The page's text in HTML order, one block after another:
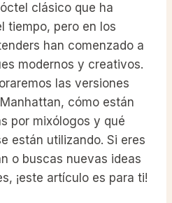
clásico que ha
tiempo, pero en los
han comenzado a
modernos y creativos.
las versiones
cómo están
por mixólogos y qué
están utilizando. Si eres
o buscas nuevas ideas
¡este artículo es para ti!